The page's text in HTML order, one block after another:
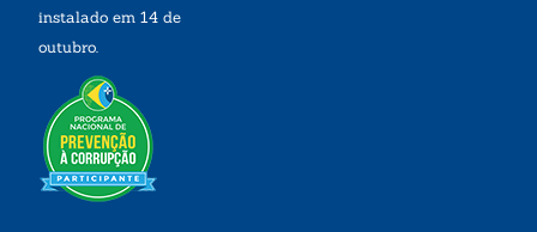
instalado em 14 de
outubro.